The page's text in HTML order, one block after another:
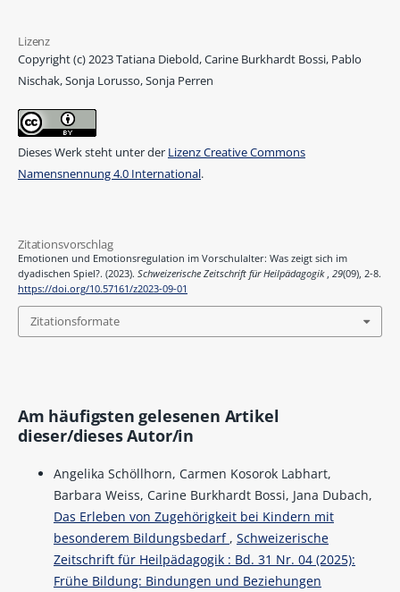
Lizenz
Copyright (c) 2023 Tatiana Diebold, Carine Burkhardt Bossi, Pablo
Nischak, Sonja Lorusso, Sonja Perren
Dieses Werk steht unter der Lizenz Creative Commons
Namensnennung 4.0 International.
Zitationsvorschlag
Emotionen und Emotionsregulation im Vorschulalter: Was zeigt sich im
dyadischen Spiel?. (2023). Schweizerische Zeitschrift für Heilpädagogik 29(09), 2-8.
https://doi.org/10.57161/z2023-09-01
Zitationsformate
Am häufigsten gelesenen Artikel
dieser/dieses Autor/in
Angelika Schöllhorn, Carmen Kosorok Labhart,
Barbara Weiss, Carine Burkhardt Bossi, Jana Dubach,
Das Erleben von Zugehörigkeit bei Kindern mit
besonderem Bildungsbedarf , Schweizerische
Zeitschrift für Heilpädagogik : Bd. 31 Nr. 04 (2025):
Frühe Bildung: Bindungen und Beziehungen